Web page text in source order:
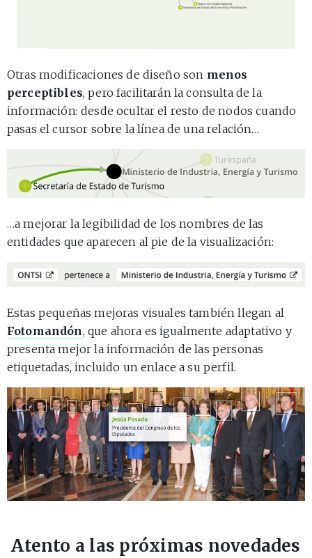
Otras modificaciones de diseño son menos
perceptibles, pero facilitarán la consulta de la
información: desde ocultar el resto de nodos cuando
pasas el cursor sobre la línea de una relación…
…a mejorar la legibilidad de los nombres de las
entidades que aparecen al pie de la visualización:
Estas pequeñas mejoras visuales también llegan al
Fotomandón, que ahora es igualmente adaptativo y
presenta mejor la información de las personas
etiquetadas, incluido un enlace a su perfil.
Atento a las próximas novedades